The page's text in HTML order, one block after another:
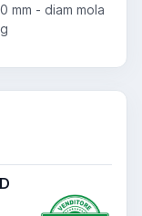
mm - diam mola